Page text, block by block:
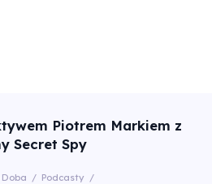
Piotrem Markiem z
Secret Spy
/ Podcasty /